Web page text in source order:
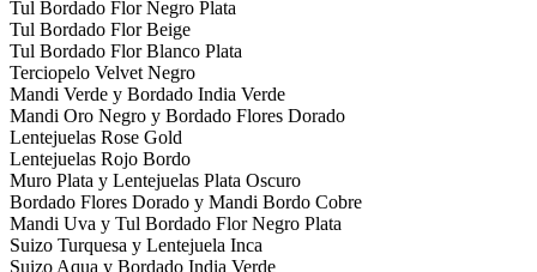
Tul Bordado Flor Negro Plata
Tul Bordado Flor Beige
Tul Bordado Flor Blanco Plata
Terciopelo Velvet Negro
Mandi Verde y Bordado India Verde
Mandi Oro Negro y Bordado Flores Dorado
Lentejuelas Rose Gold
Lentejuelas Rojo Bordo
Muro Plata y Lentejuelas Plata Oscuro
Bordado Flores Dorado y Mandi Bordo Cobre
Mandi Uva y Tul Bordado Flor Negro Plata
Suizo Turquesa y Lentejuela Inca
Suizo Aqua y Bordado India Verde